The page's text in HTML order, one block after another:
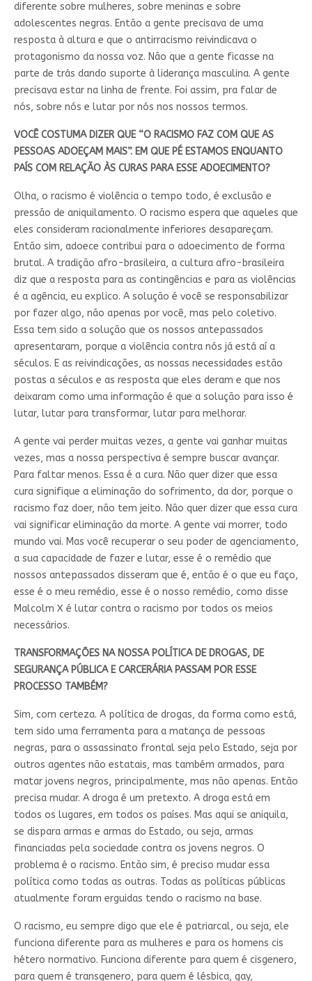
diferente sobre mulheres, sobre meninas e sobre
adolescentes negras. Então a gente precisava de uma
resposta à altura e que o antirracismo reivindicava o
protagonismo da nossa voz. Não que a gente ficasse na
parte de trás dando suporte à liderança masculina. A gente
precisava estar na linha de frente. Foi assim, pra falar de
nós, sobre nós e lutar por nós nos nossos termos.
VOCÊ COSTUMA DIZER QUE “O RACISMO FAZ COM QUE AS
PESSOAS ADOEÇAM MAIS”. EM QUE PÉ ESTAMOS ENQUANTO
PAÍS COM RELAÇÃO ÀS CURAS PARA ESSE ADOECIMENTO?
Olha, o racismo é violência o tempo todo, é exclusão e
pressão de aniquilamento. O racismo espera que aqueles que
eles consideram racionalmente inferiores desapareçam.
Então sim, adoece contribui para o adoecimento de forma
brutal. A tradição afro-brasileira, a cultura afro-brasileira
diz que a resposta para as contingências e para as violências
é a agência, eu explico. A solução é você se responsabilizar
por fazer algo, não apenas por você, mas pelo coletivo.
Essa tem sido a solução que os nossos antepassados
apresentaram, porque a violência contra nós já está aí a
séculos. E as reivindicações, as nossas necessidades estão
postas a séculos e as resposta que eles deram e que nos
deixaram como uma informação é que a solução para isso é
lutar, lutar para transformar, lutar para melhorar.
A gente vai perder muitas vezes, a gente vai ganhar muitas
vezes, mas a nossa perspectiva é sempre buscar avançar.
Para faltar menos. Essa é a cura. Não quer dizer que essa
cura signifique a eliminação do sofrimento, da dor, porque o
racismo faz doer, não tem jeito. Não quer dizer que essa cura
vai significar eliminação da morte. A gente vai morrer, todo
mundo vai. Mas você recuperar o seu poder de agenciamento,
a sua capacidade de fazer e lutar, esse é o remédio que
nossos antepassados disseram que é, então é o que eu faço,
esse é o meu remédio, esse é o nosso remédio, como disse
Malcolm X é lutar contra o racismo por todos os meios
necessários.
TRANSFORMAÇÕES NA NOSSA POLÍTICA DE DROGAS, DE
SEGURANÇA PÚBLICA E CARCERÁRIA PASSAM POR ESSE
PROCESSO TAMBÉM?
Sim, com certeza. A política de drogas, da forma como está,
tem sido uma ferramenta para a matança de pessoas
negras, para o assassinato frontal seja pelo Estado, seja por
outros agentes não estatais, mas também armados, para
matar jovens negros, principalmente, mas não apenas. Então
precisa mudar. A droga é um pretexto. A droga está em
todos os lugares, em todos os países. Mas aqui se aniquila,
se dispara armas e armas do Estado, ou seja, armas
financiadas pela sociedade contra os jovens negros. O
problema é o racismo. Então sim, é preciso mudar essa
política como todas as outras. Todas as políticas públicas
atualmente foram erguidas tendo o racismo na base.
O racismo, eu sempre digo que ele é patriarcal, ou seja, ele
funciona diferente para as mulheres e para os homens cis
hétero normativo. Funciona diferente para quem é cisgenero,
para quem é transgenero, para quem é lésbica, gay,